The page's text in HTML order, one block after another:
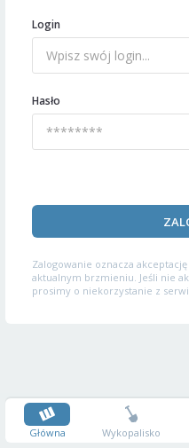
Login
Hasło
Zalogowanie oznacza akceptację
aktualnym brzmieniu. Jeśli nie
prosimy o niekorzystanie z
Główna Wykopalisko